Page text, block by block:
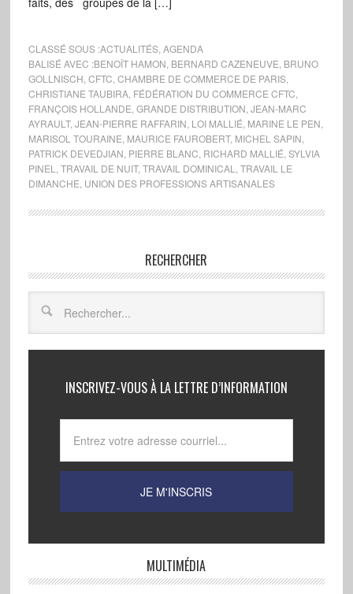
CLASSÉ SOUS :ACTUALITÉS, AGENDA
BALISÉ AVEC :BENOÎT HAMON BERNARD CAZENEUVE BRUNO
GOLLNISCH CFTC CHAMBRE DE COMMERCE DE PARIS,
CHRISTIANE TAUBIRA, FÉDÉRATION DU COMMERCE CFTC
FRANÇOIS HOLLANDE GRANDE DISTRIBUTION JEAN-MARC
AYRAULT, JEAN-PIERRE RAFFARIN LOI MALLIÉ MARINE LE PEN
MARISOL TOURAINE MAURICE FAUROBERT, MICHEL SAPIN
PATRICK DEVEDJIAN PIERRE BLANC RICHARD MALLIÉ SYLVIA
PINEL
TRAVAIL DE NUIT, TRAVAIL DOMINICAL
TRAVAIL LE
DIMANCHE UNION DES PROFESSIONS ARTISANALES
RECHERCHER
INSCRIVEZ-VOUS À LA LETTRE D’INFORMATION
MULTIMÉDIA